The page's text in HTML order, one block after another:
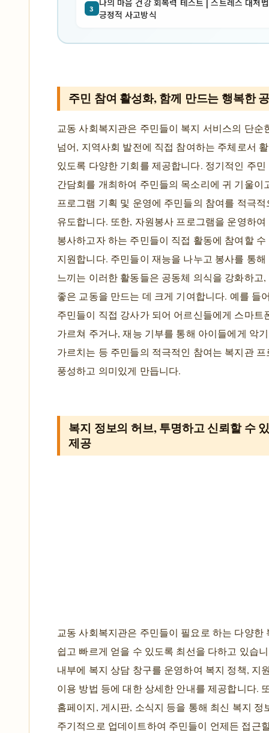
3 긍정적 사고방식
주민 참여 활성화, 함께 만드는 행복한
교동 사회복지관은 주민들이 복지 서비스의 단순
넘어, 지역사회 발전에 직접 참여하는 주체로서
있도록 다양한 기회를 제공합니다. 정기적인 주
간담회를 개최하여 주민들의 목소리에 귀 기울이
프로그램 기획 및 운영에 주민들의 참여를 적극적
유도합니다. 또한, 자원봉사 프로그램을 운영하
봉사하고자 하는 주민들이 직접 활동에 참여할 수
지원합니다. 주민들이 재능을 나누고 봉사를 통해
느끼는 이러한 활동들은 공동체 의식을 강화하고
좋은 교동을 만드는 데 크게 기여합니다. 예를 들
주민들이 직접 강사가 되어 어르신들에게 스마트
가르쳐 주거나, 재능 기부를 통해 아이들에게 악
가르치는 등 주민들의 적극적인 참여는 복지관
풍성하고 의미있게 만듭니다.
복지 정보의 허브, 투명하고 신뢰할 수
제공
교동 사회복지관은 주민들이 필요로 하는 다양한
쉽고 빠르게 얻을 수 있도록 최선을 다하고 있습
내부에 복지 상담 창구를 운영하여 복지 정책, 지
이용 방법 등에 대한 상세한 안내를 제공합니다.
홈페이지, 게시판, 소식지 등을 통해 최신 복지 정
주기적으로 업데이트하여 주민들이 언제든 접근